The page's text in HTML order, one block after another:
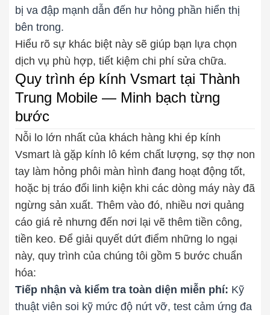
bị va đập mạnh dẫn đến hư hỏng phần hiển thị
bên trong.
Hiểu rõ sự khác biệt này sẽ giúp bạn lựa chọn
dịch vụ phù hợp, tiết kiệm chi phí sửa chữa.
Quy trình ép kính Vsmart tại Thành
Trung Mobile — Minh bạch từng
bước
Nỗi lo lớn nhất của khách hàng khi ép kính
Vsmart là gặp kính lô kém chất lượng, sợ thợ non
tay làm hỏng phôi màn hình đang hoạt động tốt,
hoặc bị tráo đổi linh kiện khi các dòng máy này đã
ngừng sản xuất. Thêm vào đó, nhiều nơi quảng
cáo giá rẻ nhưng đến nơi lại vẽ thêm tiền công,
tiền keo. Để giải quyết dứt điểm những lo ngại
này, quy trình của chúng tôi gồm 5 bước chuẩn
hóa:
Tiếp nhận và kiểm tra toàn diện miễn phí: Kỹ
thuật viên soi kỹ mức độ nứt vỡ, test cảm ứng đa